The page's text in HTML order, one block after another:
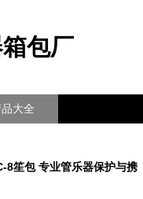
包厂
大全
8笙包 专业管乐器保护与携